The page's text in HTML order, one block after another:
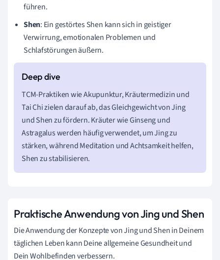
führen.
Shen: Ein gestörtes Shen kann sich in geistiger
Verwirrung, emotionalen Problemen und
Schlafstörungen äußern.
TCM-Praktiken wie Akupunktur, Kräutermedizin und
Tai Chi zielen darauf ab, das Gleichgewicht von Jing
und Shen zu fördern. Kräuter wie Ginseng und
Astragalus werden häufig verwendet, um Jing zu
stärken, während Meditation und Achtsamkeit helfen,
Shen zu stabilisieren.
Praktische Anwendung von Jing und Shen
Die Anwendung der Konzepte von Jing und Shen in Deinem
täglichen Leben kann Deine allgemeine Gesundheit und
Dein Wohlbefinden verbessern.